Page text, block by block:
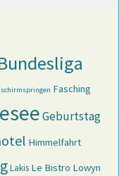
Fasching
Geburtstag
Himmelfahrt
Lakis Le Bistro Lowyn